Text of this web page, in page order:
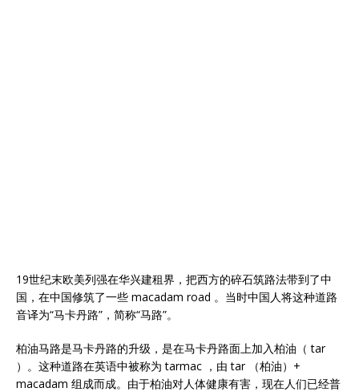
19世纪末欧美列强在华兴建租界，把西方的碎石筑路法带到了中
国，在中国修筑了一些 macadam road 。当时中国人将这种道路
音译为“马卡丹路”，简称“马路”。
柏油马路是马卡丹路的升级，是在马卡丹路面上加入柏油（ tar
）。这种道路在英语中被称为 tarmac ，由 tar （柏油）+
macadam 组成而成。由于柏油对人体健康有害，现在人们已经普